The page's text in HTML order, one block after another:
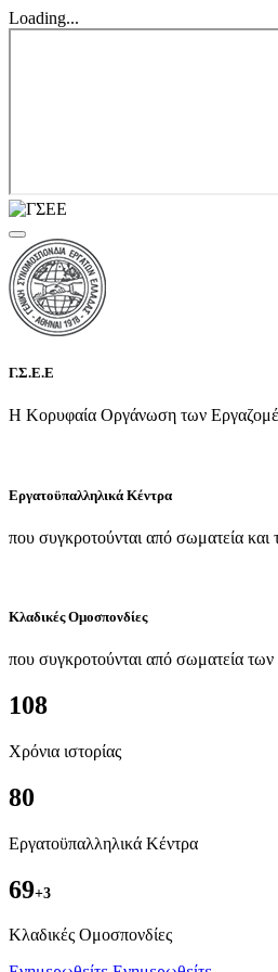
Loading...
Γ.Σ.Ε.Ε
Η Κορυφαία Οργάνωση των
Εργατοϋπαλληλικά Κέντρα
που συγκροτούνται από σωματεία
Κλαδικές Ομοσπονδίες
που συγκροτούνται από σωματεία
108
Χρόνια ιστορίας
80
Εργατοϋπαλληλικά Κέντρα
69+3
Kλαδικές Ομοσπονδίες